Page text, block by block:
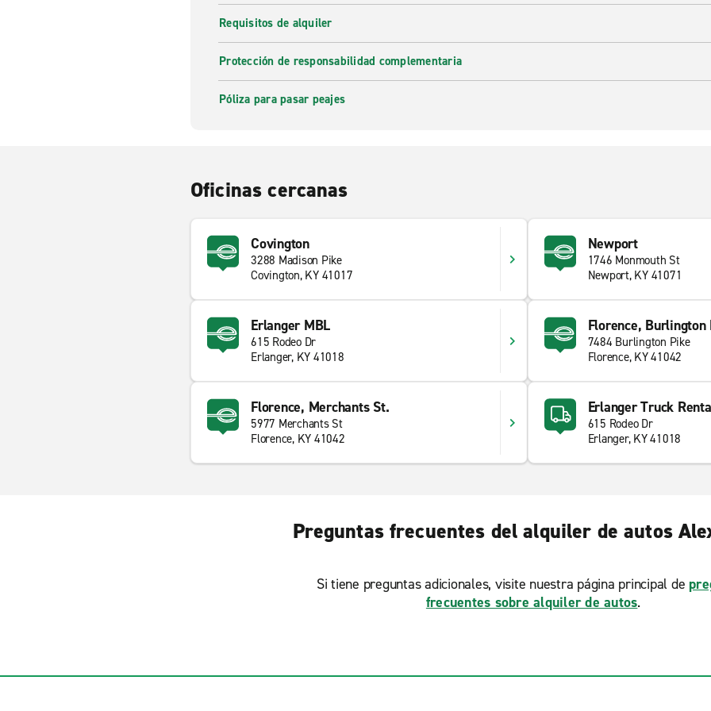
Requisitos de alquiler
Protección de responsabilidad complementaria
Póliza para pasar peajes
Oficinas cercanas
Covington
3288 Madison Pike
Covington, KY 41017
Newport
1746 Monmouth St
Newport, KY 41071
Erlanger MBL
615 Rodeo Dr
Erlanger, KY 41018
Florence, Burlington
7484 Burlington Pike
Florence, KY 41042
Florence, Merchants St.
5977 Merchants St
Florence, KY 41042
Erlanger Truck
615 Rodeo Dr
Erlanger, KY 41018
Preguntas frecuentes del alquiler de autos
Si tiene preguntas adicionales, visite nuestra página principal de
frecuentes sobre alquiler de autos.